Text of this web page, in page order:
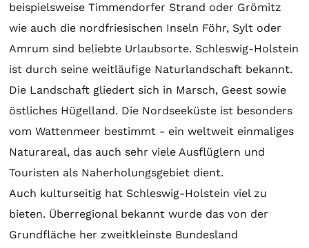
beispielsweise Timmendorfer Strand oder Grömitz
wie auch die nordfriesischen Inseln Föhr, Sylt oder
Amrum sind beliebte Urlaubsorte. Schleswig-Holstein
ist durch seine weitläufige Naturlandschaft bekannt.
Die Landschaft gliedert sich in Marsch, Geest sowie
östliches Hügelland. Die Nordseeküste ist besonders
vom Wattenmeer bestimmt - ein weltweit einmaliges
Naturareal, das auch sehr viele Ausflüglern und
Touristen als Naherholungsgebiet dient.
Auch kulturseitig hat Schleswig-Holstein viel zu
bieten. Überregional bekannt wurde das von der
Grundfläche her zweitkleinste Bundesland